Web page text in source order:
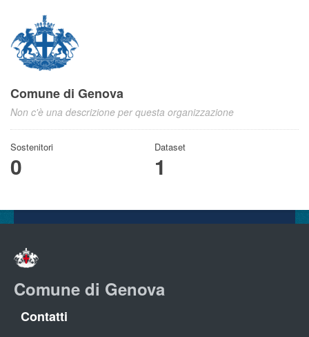
Comune di Genova
Non c'è una descrizione per questa organizzazione
Sostenitori
0
Dataset
1
Comune di Genova
Contatti